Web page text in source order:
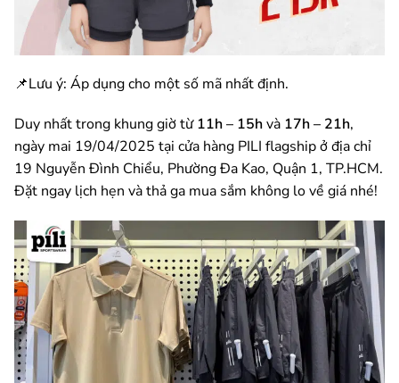
📌Lưu ý: Áp dụng cho một số mã nhất định.
Duy nhất trong khung giờ từ11h – 15hvà 17h – 21h,
ngày mai 19/04/2025 tại cửa hàng PILI flagship ở địa chỉ
19 Nguyễn Đình Chiểu, Phường Đa Kao, Quận 1, TP.HCM.
Đặt ngay lịch hẹn và thả ga mua sắm không lo về giá nhé!